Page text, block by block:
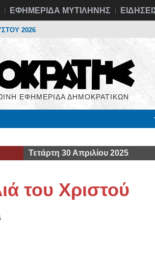
ΕΦΗΜΕΡΙΔΑ ΜΥΤΙΛΗΝΗΣ
2026
ΕΦΗΜΕΡΙΔΑ ΔΗΜΟΚΡΑΤΙΚΩΝ
Τετάρτη 30 Απριλίου 2025
του Χριστού